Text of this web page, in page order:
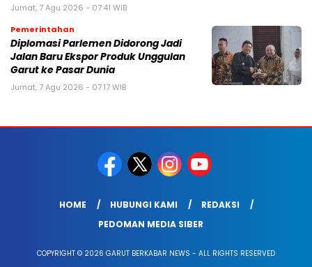
Jumat, 7 Agu 2026 - 07:41 WIB
Pemerintahan
Diplomasi Parlemen Didorong Jadi
Jalan Baru Ekspor Produk Unggulan
Garut ke Pasar Dunia
Jumat, 7 Agu 2026 - 07:17 WIB
HOME HUBUNGI KAMI
REDAKSI
PEDOMAN MEDIA SIBER
COPYRIGHT © 2026 GARUT BERKABAR NEWS - ALL RIGHTS RESERVED